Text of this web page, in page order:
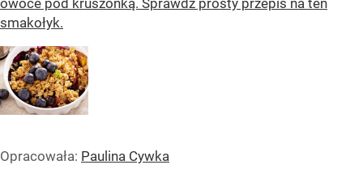
smakołyk.
Opracowała: Paulina Cywka